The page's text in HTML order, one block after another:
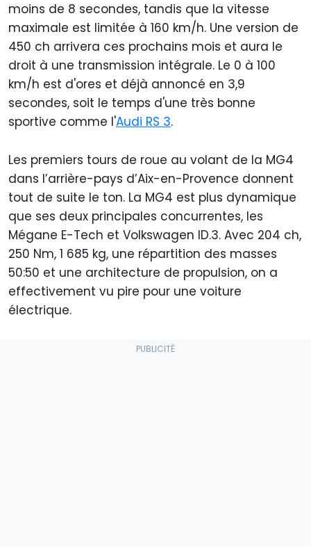
moins de 8 secondes, tandis que la vitesse
maximale est limitée à 160 km/h. Une version de
450 ch arrivera ces prochains mois et aura le
droit à une transmission intégrale. Le 0 à 100
km/h est d'ores et déjà annoncé en 3,9
secondes, soit le temps d'une très bonne
sportive comme l'Audi RS 3.
Les premiers tours de roue au volant de la MG4
dans l’arrière-pays d’Aix-en-Provence donnent
tout de suite le ton. La MG4 est plus dynamique
que ses deux principales concurrentes, les
Mégane E-Tech et Volkswagen ID.3. Avec 204 ch,
250 Nm, 1 685 kg, une répartition des masses
50:50 et une architecture de propulsion, on a
effectivement vu pire pour une voiture
électrique.